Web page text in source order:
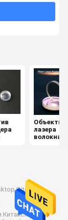
Объектив
лазера
волокна
Site
Китайская